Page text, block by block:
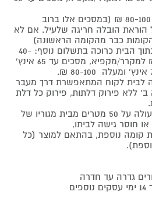
מסכים מ-75 אינץ' ומעלה 80-100 ₪ (במסכים אלו ברוב
הוראת הובלה חריגה שלעיל. אם לא
כבר מהקומה הראשונה)
הובלה לכל קומה נוספת בתוך הבית כרוכה בתשלום נוסף: 40-
50 ₪ למוצר לבן, 60-80 ₪ למקרר/מקפיא, מסכים עד 65 אינץ'
לקוח המתאפשרת דרך מעבר
ללא פירוק דלתות, פירוק כל דלת
באם קיים מרחק הליכה העולה על 50 מטרים מבית מגוריו של
חוסר גישה לביתו,
קומה נוספת, בהתאם למוצר (כל
גדרה עד חדרה